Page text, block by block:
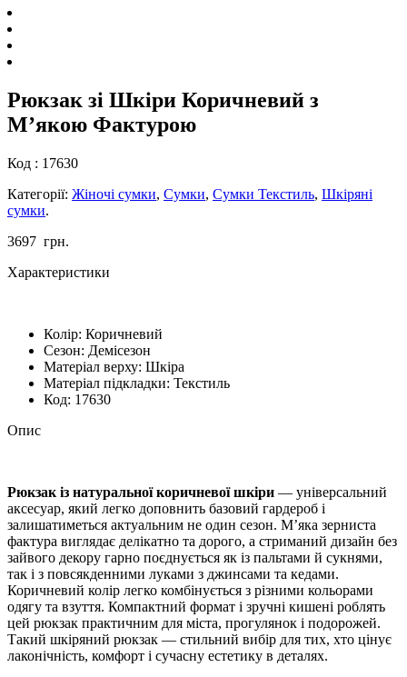
Рюкзак зі Шкіри Коричневий з
М’якою Фактурою
Код : 17630
Категорії: Жіночі сумки, Сумки, Сумки Текстиль, Шкіряні
сумки.
3697 грн.
Характеристики
Колір: Коричневий
Сезон: Демісезон
Матеріал верху: Шкіра
Матеріал підкладки: Текстиль
Код: 17630
Опис
Рюкзак із натуральної коричневої шкіри — універсальний
аксесуар, який легко доповнить базовий гардероб і
залишатиметься актуальним не один сезон. М’яка зерниста
фактура виглядає делікатно та дорого, а стриманий дизайн без
зайвого декору гарно поєднується як із пальтами й сукнями,
так і з повсякденними луками з джинсами та кедами.
Коричневий колір легко комбінується з різними кольорами
одягу та взуття. Компактний формат і зручні кишені роблять
цей рюкзак практичним для міста, прогулянок і подорожей.
Такий шкіряний рюкзак — стильний вибір для тих, хто цінує
лаконічність, комфорт і сучасну естетику в деталях.